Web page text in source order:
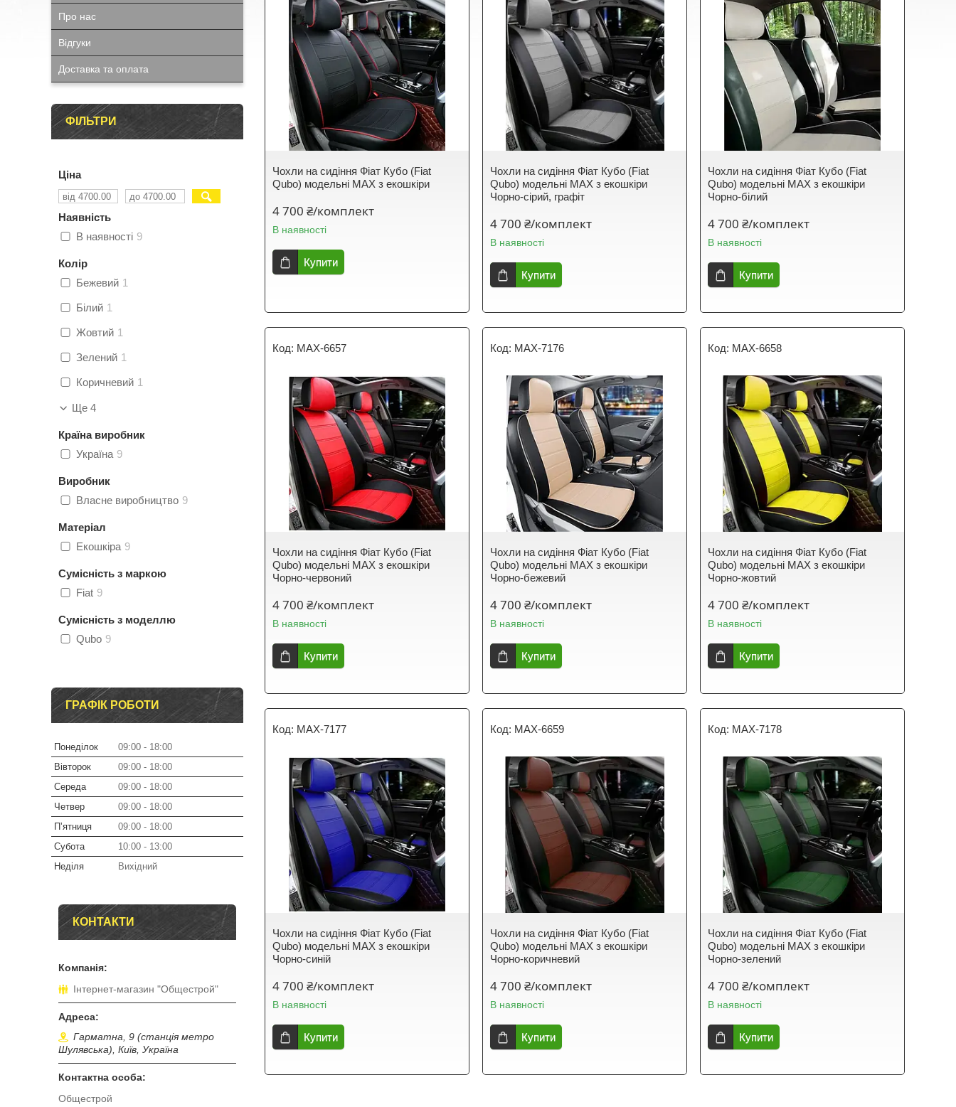
Чохли на сидіння Фіат Кубо (Fiat
Qubo) модельні MAX з екошкіри
4 700 ₴/комплект
В наявності
Купити
Чохли на сидіння Фіат Кубо (Fiat
Qubo) модельні MAX з екошкіри
Чорно-сірий, графіт
4 700 ₴/комплект
В наявності
Купити
Чохли на сидіння Фіат Кубо (Fiat
Qubo) модельні MAX з екошкіри
Чорно-білий
4 700 ₴/комплект
В наявності
Купити
MAX-6657
Чохли на сидіння Фіат Кубо (Fiat
Qubo) модельні MAX з екошкіри
Чорно-червоний
4 700 ₴/комплект
В наявності
Купити
MAX-7176
Чохли на сидіння Фіат Кубо (Fiat
Qubo) модельні MAX з екошкіри
Чорно-бежевий
4 700 ₴/комплект
В наявності
Купити
MAX-6658
Чохли на сидіння Фіат Кубо (Fiat
Qubo) модельні MAX з екошкіри
Чорно-жовтий
4 700 ₴/комплект
В наявності
Купити
MAX-7177
Чохли на сидіння Фіат Кубо (Fiat
Qubo) модельні MAX з екошкіри
Чорно-синій
4 700 ₴/комплект
В наявності
Купити
MAX-6659
Чохли на сидіння Фіат Кубо (Fiat
Qubo) модельні MAX з екошкіри
Чорно-коричневий
4 700 ₴/комплект
В наявності
Купити
MAX-7178
Чохли на сидіння Фіат Кубо (Fiat
Qubo) модельні MAX з екошкіри
Чорно-зелений
4 700 ₴/комплект
В наявності
Купити
Про нас
Відгуки
Доставка та оплата
ФІЛЬТРИ
Ціна
Наявність
В наявності 9
Колір
Бежевий 1
Білий 1
Жовтий 1
Зелений 1
Коричневий 1
Ще 4
Країна виробник
Україна 9
Виробник
Власне виробництво 9
Матеріал
Екошкіра 9
Сумісність з маркою
Fiat 9
Сумісність з моделлю
Qubo 9
ГРАФІК РОБОТИ
Понеділок 09:00
18:00
Вівторок
09:00
18:00
Середа
09:00
18:00
Четвер
09:00
18:00
Пʼятниця
09:00
18:00
Субота
10:00
13:00
Неділя
Вихідний
КОНТАКТИ
Інтернет-магазин "Общестрой"
Гарматна, 9 (станція метро
Шулявська), Київ, Україна
Общестрой